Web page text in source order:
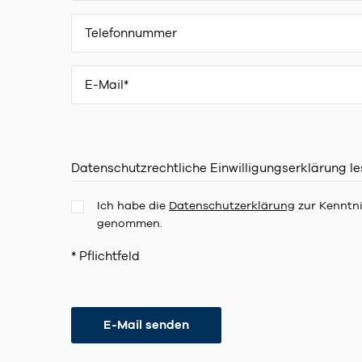
Datenschutzrechtliche Einwilligungserklärung
Ich habe die Datenschutzerklärung zur
genommen.
* Pflichtfeld